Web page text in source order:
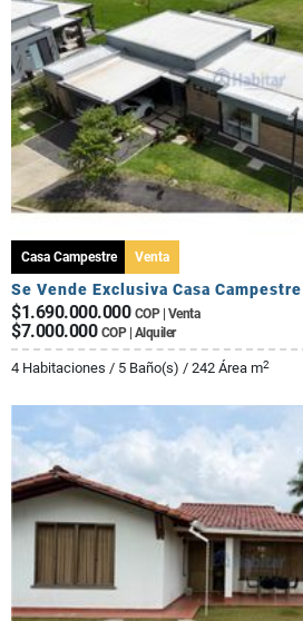
Casa Campestre Venta
Se Vende Exclusiva Casa
$1.690.000.000 COP | Venta
$7.000.000 COP | Alquiler
4 Habitaciones / 5 Baño(s) / 242 Área m2